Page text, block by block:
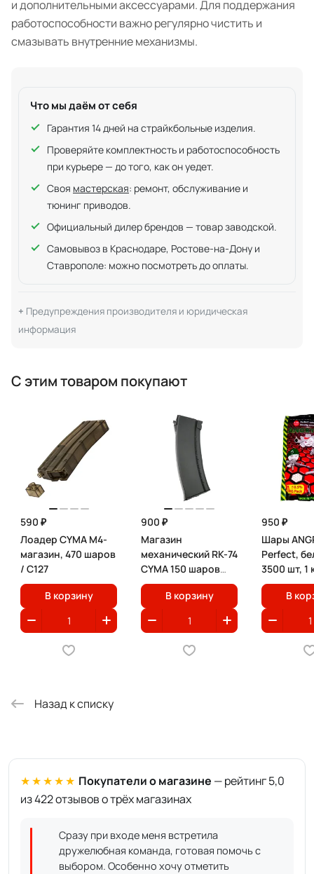
и дополнительными аксессуарами. Для поддержания
работоспособности важно регулярно чистить и
смазывать внутренние механизмы.
Что мы даём от себя
Гарантия 14 дней на страйкбольные изделия.
Проверяйте комплектность и работоспособность
при курьере — до того, как он уедет.
Своя мастерская: ремонт, обслуживание и
тюнинг приводов.
Официальный дилер брендов — товар заводской.
Самовывоз в Краснодаре, Ростове-на-Дону и
Ставрополе: можно посмотреть до оплаты.
Предупреждения производителя и юридическая
информация
С этим товаром покупают
590 ₽
Лоадер CYMA M4-
магазин, 470 шаров
/ C127
В корзину
900 ₽
Магазин
механический RK-74
CYMA 150 шаров
черный / C72
В корзину
950 ₽
Шары
Perfect,
3500 шт, 1
В
Назад к списку
★★★★★ Покупатели о магазине — рейтинг 5,0
из 422 отзывов о трёх магазинах
Сразу при входе меня встретила
дружелюбная команда, готовая помочь с
выбором. Особенно хочу отметить